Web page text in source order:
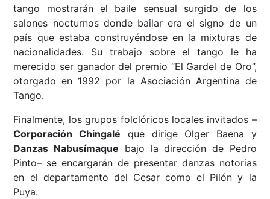
tango mostrarán el baile sensual surgido de los
salones nocturnos donde bailar era el signo de un
país que estaba construyéndose en la mixturas de
nacionalidades. Su trabajo sobre el tango le ha
merecido ser ganador del premio “El Gardel de Oro”,
otorgado en 1992 por la Asociación Argentina de
Tango.
Finalmente, los grupos folclóricos locales invitados –
Corporación Chingalé que dirige Olger Baena y
Danzas Nabusímaque bajo la dirección de Pedro
Pinto– se encargarán de presentar danzas notorias
en el departamento del Cesar como el Pilón y la
Puya.